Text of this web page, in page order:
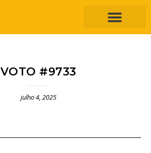
VOTO #9733
julho 4, 2025